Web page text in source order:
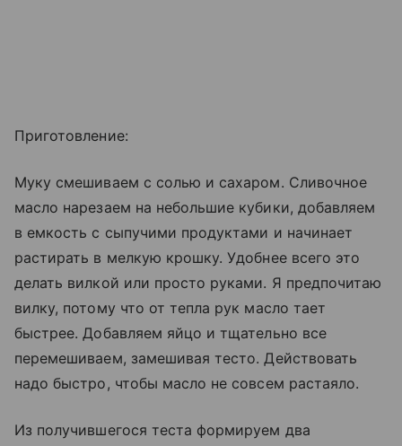
Приготовление:
Муку смешиваем с солью и сахаром. Сливочное
масло нарезаем на небольшие кубики, добавляем
в емкость с сыпучими продуктами и начинает
растирать в мелкую крошку. Удобнее всего это
делать вилкой или просто руками. Я предпочитаю
вилку, потому что от тепла рук масло тает
быстрее. Добавляем яйцо и тщательно все
перемешиваем, замешивая тесто. Действовать
надо быстро, чтобы масло не совсем растаяло.
Из получившегося теста формируем два